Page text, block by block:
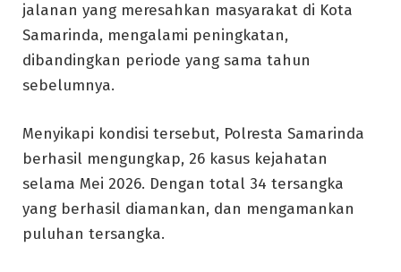
jalanan yang meresahkan masyarakat di Kota
Samarinda, mengalami peningkatan,
dibandingkan periode yang sama tahun
sebelumnya.
Menyikapi kondisi tersebut, Polresta Samarinda
berhasil mengungkap, 26 kasus kejahatan
selama Mei 2026. Dengan total 34 tersangka
yang berhasil diamankan, dan mengamankan
puluhan tersangka.